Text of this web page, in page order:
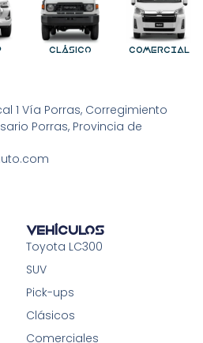
Clásico COMERCIAL
Vehículos
Toyota LC300
SUV
Pick-ups
Clásicos
Comerciales
1 Vía Porras, Corregimiento
Porras, Provincia de